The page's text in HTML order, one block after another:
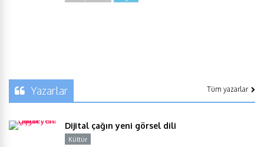
Yazarlar Tüm yazarlar
Dijital çağın yeni görsel dili
Kültür